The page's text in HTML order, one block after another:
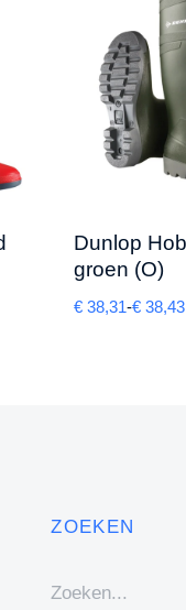
Dunlop
groen (O)
€ 38,31-€ 38,43
ZOEKEN